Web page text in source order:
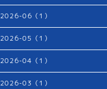
2026-06（1）
2026-05（1）
2026-04（1）
2026-03（1）